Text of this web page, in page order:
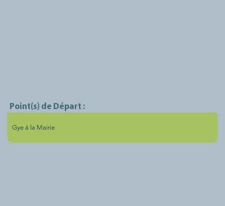
Point(s) de Départ :
Gye à la Mairie